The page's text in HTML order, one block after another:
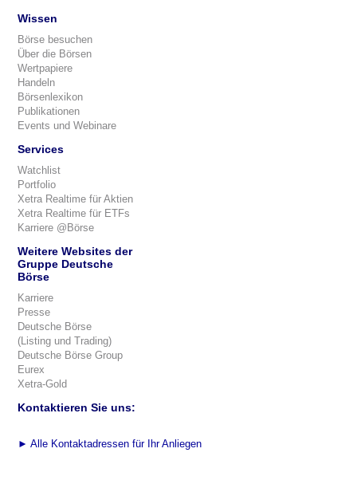
Wissen
Börse besuchen
Über die Börsen
Wertpapiere
Handeln
Börsenlexikon
Publikationen
Events und Webinare
Services
Watchlist
Portfolio
Xetra Realtime für Aktien
Xetra Realtime für ETFs
Karriere @Börse
Weitere Websites der
Gruppe Deutsche
Börse
Karriere
Presse
Deutsche Börse
(Listing und Trading)
Deutsche Börse Group
Eurex
Xetra-Gold
Kontaktieren Sie uns:
► Alle Kontaktadressen für Ihr Anliegen